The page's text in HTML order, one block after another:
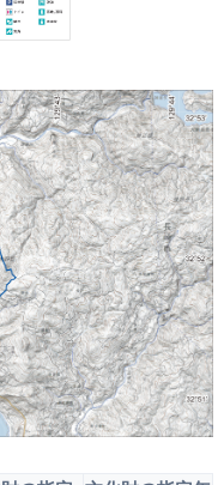
の
じゃ
そとめ
おおの
そとめ
おおの